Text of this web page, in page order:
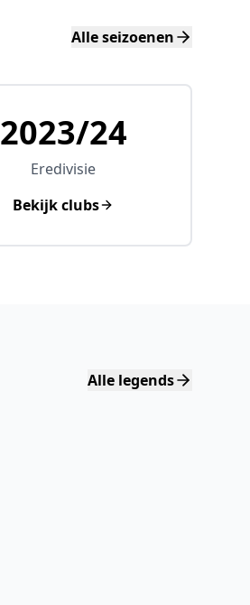
Alle seizoenen
2023/24
Eredivisie
Bekijk clubs
Alle legends